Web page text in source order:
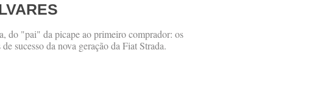
do "pai" da picape ao primeiro comprador: os
sucesso da nova geração da Fiat Strada.